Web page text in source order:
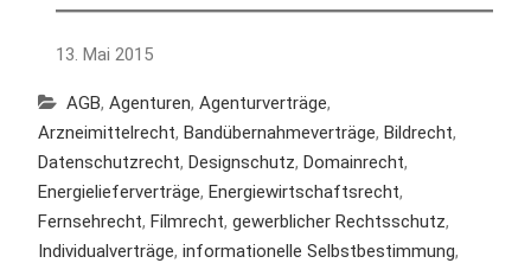
13. Mai 2015
AGB, Agenturen, Agenturverträge,
Arzneimittelrecht, Bandübernahmeverträge, Bildrecht,
Datenschutzrecht, Designschutz, Domainrecht,
Energielieferverträge, Energiewirtschaftsrecht,
Fernsehrecht, Filmrecht, gewerblicher Rechtsschutz,
Individualverträge, informationelle Selbstbestimmung,